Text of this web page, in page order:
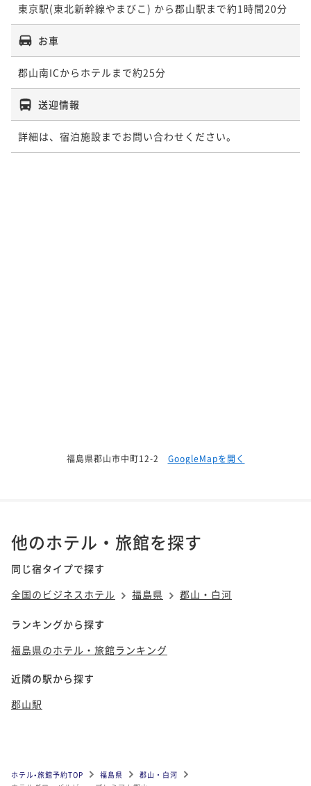
東京駅(東北新幹線やまびこ) から郡山駅まで約1時間20分
お車
郡山南ICからホテルまで約25分
送迎情報
詳細は、宿泊施設までお問い合わせください。
福島県郡山市中町12-2 GoogleMapを開く
他のホテル・旅館を探す
同じ宿タイプで探す
全国のビジネスホテル
福島県 郡山・白河
ランキングから探す
福島県のホテル・旅館ランキング
近隣の駅から探す
郡山駅
ホテル•旅館予約TOP 福島県
郡山・白河